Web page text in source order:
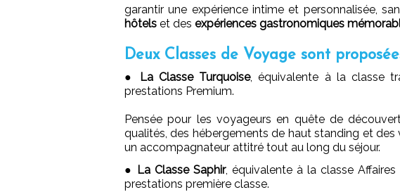
garantir une expérience intime et personnalisée,
hôtels et des expériences gastronomiques
Deux Classes de Voyage sont
● La Classe Turquoise, équivalente à la classe
prestations Premium.
Pensée pour les voyageurs en quête de
qualités, des hébergements de haut standing et
un accompagnateur attitré tout au long du séjour.
● La Classe Saphir, équivalente à la classe Affaires
prestations première classe.